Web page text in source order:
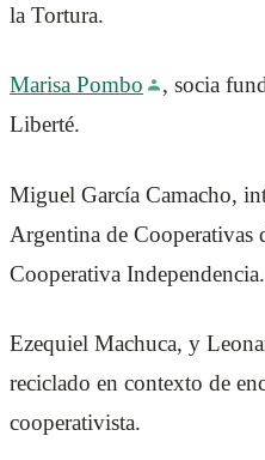
la Tortura.
Marisa Pombo
, socia
Liberté.
Miguel García Camacho,
Argentina de
Cooperativa Independencia.
Ezequiel Machuca, y
reciclado en contexto de
cooperativista.